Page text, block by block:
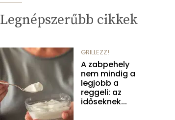
Legnépszerűbb cikkek
GRILLEZZ!
A zabpehely
nem mindig a
legjobb a
reggeli: az
időseknek...